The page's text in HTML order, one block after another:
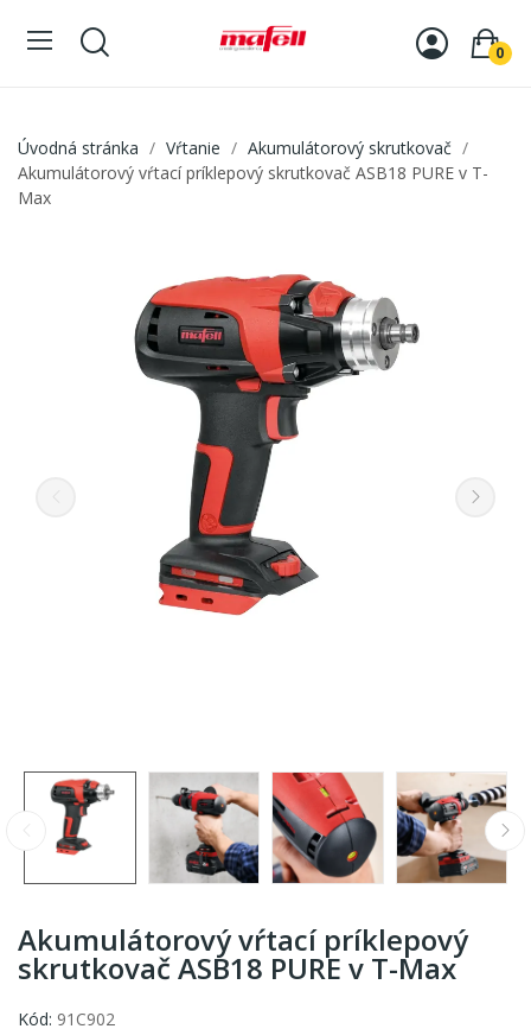
0
Úvodná stránka Vŕtanie
Akumulátorový skrutkovač
Akumulátorový vŕtací príklepový skrutkovač ASB18 PURE v T-
Max
Akumulátorový vŕtací príklepový
skrutkovač ASB18 PURE v T-Max
Kód: 91C902